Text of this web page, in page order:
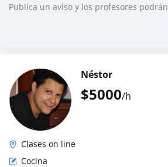
Publica un aviso y los profesores
$5000/h
Néstor
Clases on line
Cocina